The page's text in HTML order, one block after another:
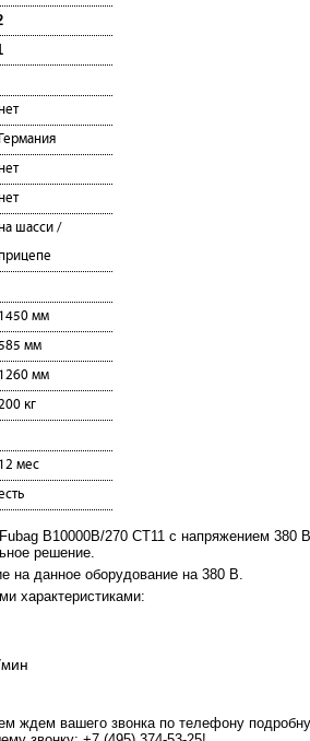
нет
Германия
нет
нет
на шасси /
прицепе
1450 мм
мм
1260 мм
кг
12 мес
B10000B/270 CT11 с напряжением 380
решение.
на данное оборудование на 380 В.
характеристиками:
мин
ждем вашего звонка по телефону